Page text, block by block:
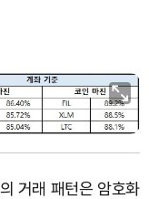
거래 패턴은 암호화